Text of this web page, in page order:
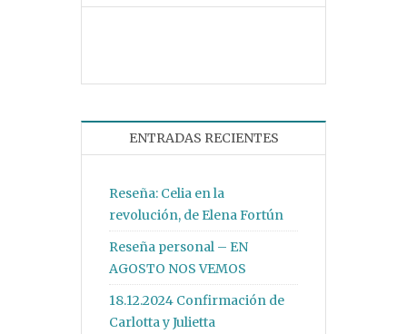
ENTRADAS RECIENTES
Reseña: Celia en la
revolución, de Elena Fortún
Reseña personal – EN
AGOSTO NOS VEMOS
18.12.2024 Confirmación de
Carlotta y Julietta